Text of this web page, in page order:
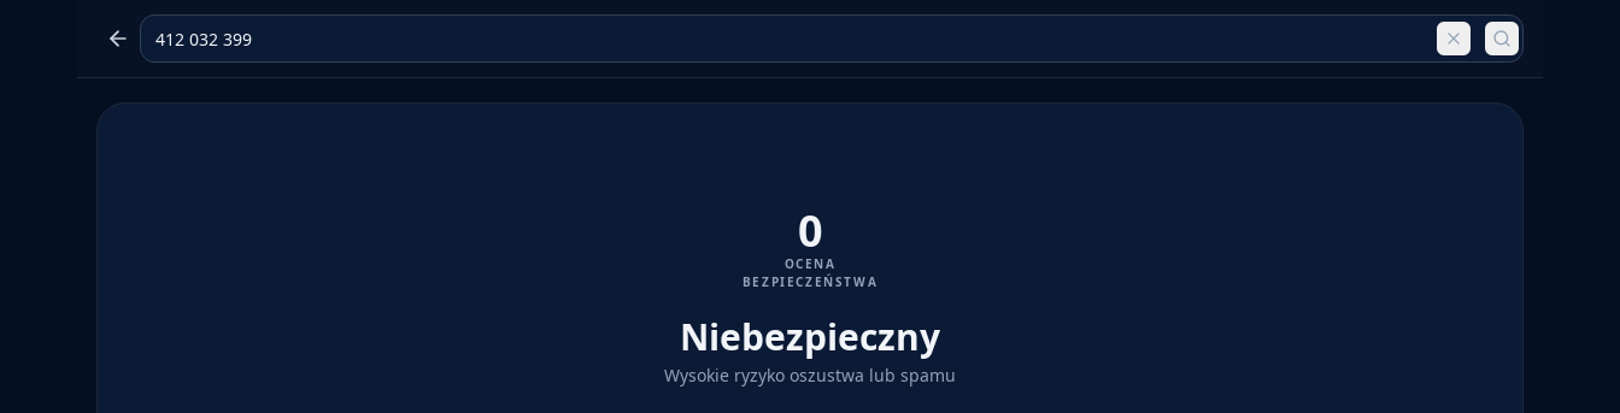
0
OCENA
BEZPIECZEŃSTWA
Niebezpieczny
Wysokie ryzyko oszustwa lub spamu